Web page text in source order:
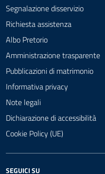
Segnalazione disservizio
Richiesta assistenza
Albo Pretorio
Amministrazione trasparente
Pubblicazioni di matrimonio
Informativa privacy
Note legali
Dichiarazione di accessibilità
Cookie Policy (UE)
SEGUICI SU